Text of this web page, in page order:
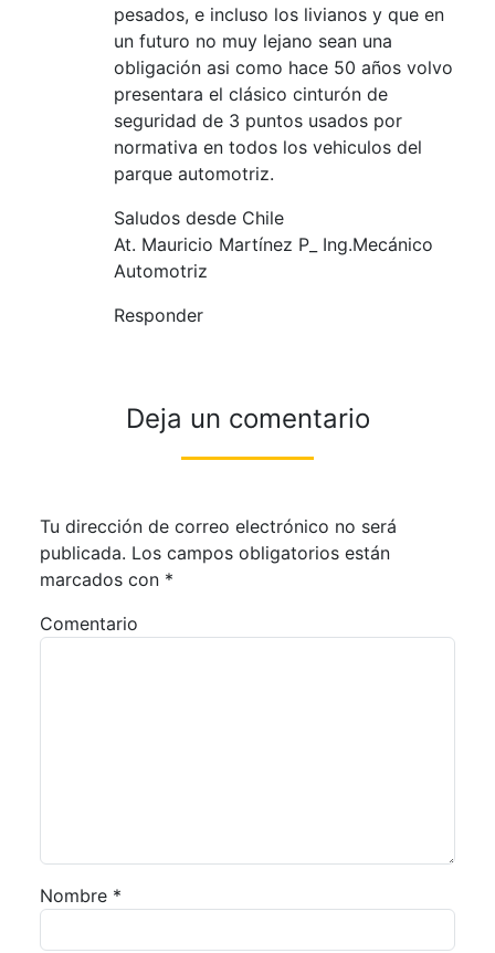
pesados, e incluso los livianos y que en
un futuro no muy lejano sean una
obligación asi como hace 50 años volvo
presentara el clásico cinturón de
seguridad de 3 puntos usados por
normativa en todos los vehiculos del
parque automotriz.
Saludos desde Chile
At. Mauricio Martínez P_ Ing.Mecánico
Automotriz
Responder
Deja un comentario
Tu dirección de correo electrónico no será
publicada. Los campos obligatorios están
marcados con *
Comentario
Nombre *